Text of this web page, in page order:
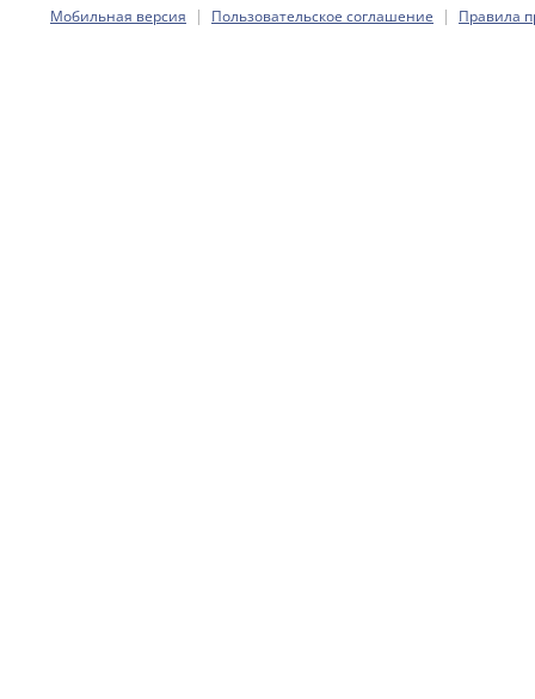
Мобильная версия | Пользовательское соглашение | Правила